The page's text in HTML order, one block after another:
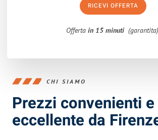
RICEVI OFFERTA
Offerta in 15 minuti
CHI SIAMO
Prezzi convenienti
eccellente da